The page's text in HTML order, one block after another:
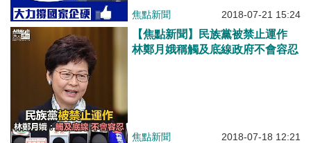
焦點新聞 2018-07-21 15:24
【焦點新聞】民族黨被禁止運作
林鄭月娥稱觸及底線政府不會容忍
焦點新聞 2018-07-18 12:21